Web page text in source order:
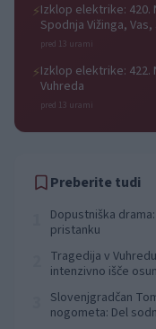
⚡Izklop elektrike: 420.
Spodnja Vižinga,
pred 13 urami
⚡Izklop elektrike: 422.
Vuhreda
pred 13 urami
Preberite tudi
Dopustniška
pristanku
Tragedija v
intenzivno išče
Slovenjgradčan
nogometa: Del